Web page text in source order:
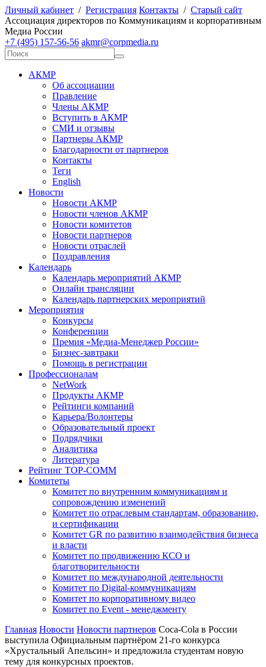
Личный кабинет / Регистрация Контакты / Старый сайт
Ассоциация директоров по Коммуникациям и корпоративным
Медиа России
+7 (495) 157-56-56 akmr@corpmedia.ru
АКМР
Об ассоциации
Правление
Члены АКМР
Вступить в АКМР
СМИ и отзывы
Партнеры АКМР
Благодарности от партнеров
Контакты
Теги
English
Новости
Новости АКМР
Новости членов АКМР
Новости комитетов
Новости партнеров
Новости отраслей
Поздравления
Календарь
Календарь мероприятий АКМР
Онлайн трансляции
Календарь партнерских мероприятий
Мероприятия
Конкурсы
Конференции
Премия «Медиа-Менеджер России»
Бизнес-завтраки
Помощь в регистрации
Профессионалам
NetWork
Продукты АКМР
Рейтинги компаний
Карьера/Волонтеры
Образовательный проект
Подрядчики
Аналитика
Литература
Рейтинг TOP-COMM
Комитеты
Комитет по внутренним коммуникациям и
сопровождению изменений
Комитет по отраслевым стандартам, образованию,
и сертификации
Комитет GR по развитию взаимодействия бизнеса
и власти
Комитет по продвижению КСО и
благотворительности
Комитет по международной деятельности
Комитет по Digital-коммуникациям
Комитет по корпоративному видео
Комитет по Event - менеджменту
Главная Новости Новости партнеров Coca-Cola в России
выступила Официальным партнёром 21-го конкурса
«Хрустальный Апельсин» и предложила студентам новую
тему для конкурсных проектов.